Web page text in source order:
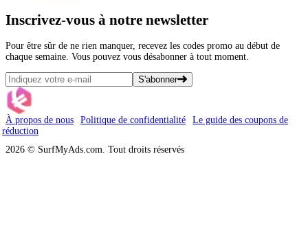
Inscrivez-vous à notre newsletter
Pour être sûr de ne rien manquer, recevez les codes promo au début de
chaque semaine. Vous pouvez vous désabonner à tout moment.
S'abonner
À propos de nous Politique de confidentialité
Le guide des coupons de
réduction
2026 © SurfMyAds.com. Tout droits réservés